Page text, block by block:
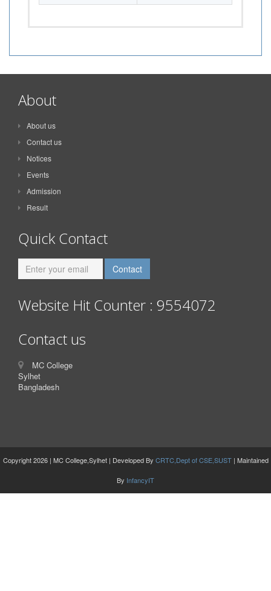
About
About us
Contact us
Notices
Events
Admission
Result
Quick Contact
Website Hit Counter : 9554072
Contact us
MC College
Sylhet
Bangladesh
Copyright 2026 | MC College,Sylhet | Developed By CRTC,Dept of CSE,SUST| Maintained
By InfancyIT